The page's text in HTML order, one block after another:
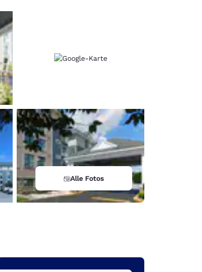
Alle Fotos